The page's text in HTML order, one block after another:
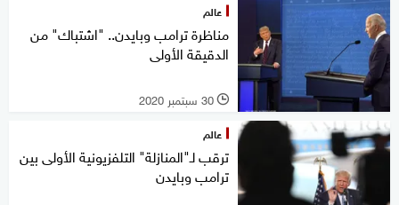
عالم
مناظرة ترامب وبايدن.. "اشتباك" من
الدقيقة الأولى
l 30 سبتمبر 2020
عالم
ترقب لـ"المنازلة" التلفزيونية الأولى بين
ترامب وبايدن